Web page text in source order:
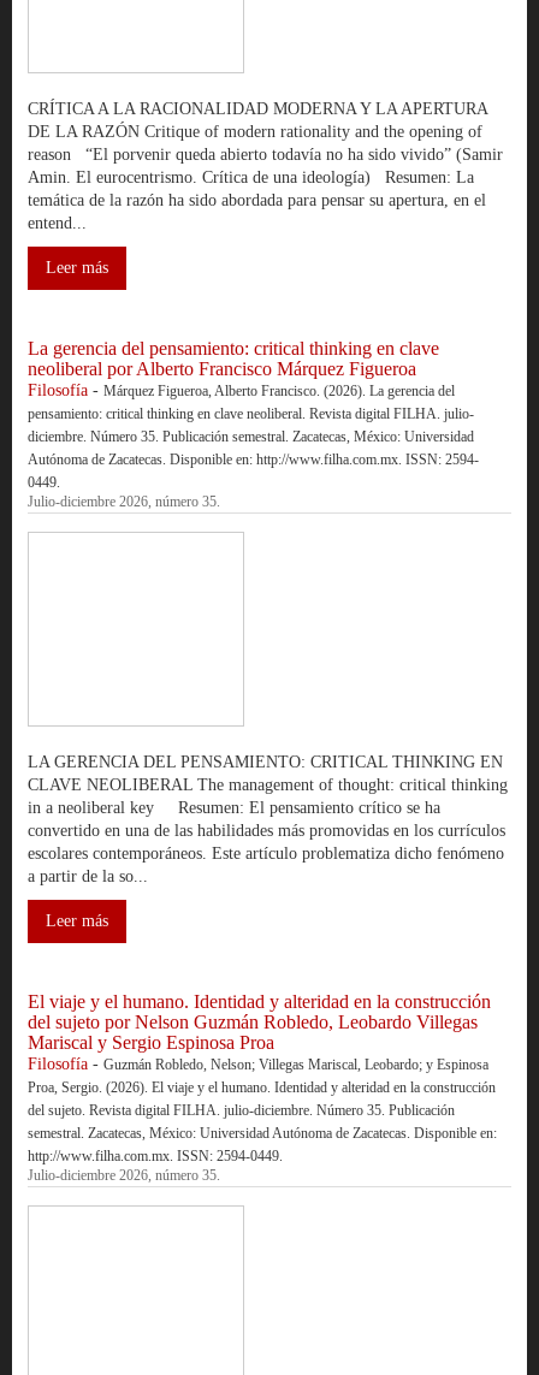
CRÍTICA A LA RACIONALIDAD MODERNA Y LA APERTURA
DE LA RAZÓN Critique of modern rationality and the opening of
reason “El porvenir queda abierto todavía no ha sido vivido” (Samir
Amin. El eurocentrismo. Crítica de una ideología) Resumen: La
temática de la razón ha sido abordada para pensar su apertura, en el
entend...
Leer más
La gerencia del pensamiento: critical thinking en clave
neoliberal por Alberto Francisco Márquez Figueroa
Filosofía- Márquez Figueroa, Alberto Francisco. (2026). La gerencia del
pensamiento: critical thinking en clave neoliberal. Revista digital FILHA. julio-
diciembre. Número 35. Publicación semestral. Zacatecas, México: Universidad
Autónoma de Zacatecas. Disponible en: http://www.filha.com.mx. ISSN: 2594-
0449.
Julio-diciembre 2026, número 35.
LA GERENCIA DEL PENSAMIENTO: CRITICAL THINKING EN
CLAVE NEOLIBERAL The management of thought: critical thinking
in a neoliberal key Resumen: El pensamiento crítico se ha
convertido en una de las habilidades más promovidas en los currículos
escolares contemporáneos. Este artículo problematiza dicho fenómeno
a partir de la so...
Leer más
El viaje y el humano. Identidad y alteridad en la construcción
del sujeto por Nelson Guzmán Robledo, Leobardo Villegas
Mariscal y Sergio Espinosa Proa
Filosofía- Guzmán Robledo, Nelson; Villegas Mariscal, Leobardo; y Espinosa
Proa, Sergio. (2026). El viaje y el humano. Identidad y alteridad en la construcción
del sujeto. Revista digital FILHA. julio-diciembre. Número 35. Publicación
semestral. Zacatecas, México: Universidad Autónoma de Zacatecas. Disponible en:
http://www.filha.com.mx. ISSN: 2594-0449.
Julio-diciembre 2026, número 35.